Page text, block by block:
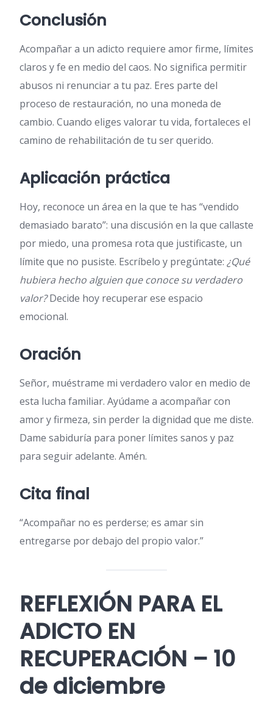
Conclusión
Acompañar a un adicto requiere amor firme, límites
claros y fe en medio del caos. No significa permitir
abusos ni renunciar a tu paz. Eres parte del
proceso de restauración, no una moneda de
cambio. Cuando eliges valorar tu vida, fortaleces el
camino de rehabilitación de tu ser querido.
Aplicación práctica
Hoy, reconoce un área en la que te has “vendido
demasiado barato”: una discusión en la que callaste
por miedo, una promesa rota que justificaste, un
límite que no pusiste. Escríbelo y pregúntate: ¿Qué
hubiera hecho alguien que conoce su verdadero
valor?Decide hoy recuperar ese espacio
emocional.
Oración
Señor, muéstrame mi verdadero valor en medio de
esta lucha familiar. Ayúdame a acompañar con
amor y firmeza, sin perder la dignidad que me diste.
Dame sabiduría para poner límites sanos y paz
para seguir adelante. Amén.
Cita final
“Acompañar no es perderse; es amar sin
entregarse por debajo del propio valor.”
REFLEXIÓN PARA EL
ADICTO EN
RECUPERACIÓN – 10
de diciembre